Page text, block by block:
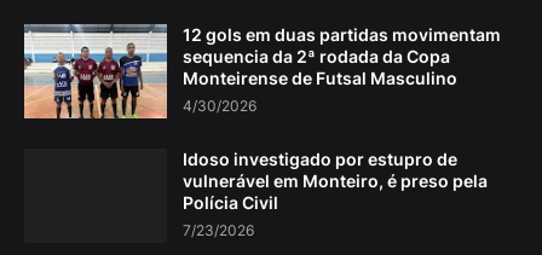
12 gols em duas partidas movimentam
sequencia da 2ª rodada da Copa
Monteirense de Futsal Masculino
4/30/2026
Idoso investigado por estupro de
vulnerável em Monteiro, é preso pela
Polícia Civil
7/23/2026